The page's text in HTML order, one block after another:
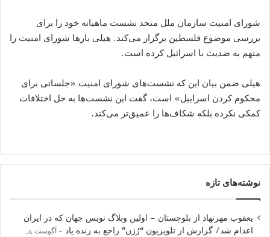
شورای امنیت سازمان ملل متحد نشست ماهیانه خود را برای
بررسی موضوع فلسطین برگزار می‌کند. هیلی بارها شورای امنیت را
متهم به ضدیت با اسرائیل کرده است.
هیلی ضمن بیان این که نشست‌های شورای امنیت «جلساتی برای
محکوم کردن اسراییل» است، گفت این نشست‌ها به حل اختلافات
کمکی نکرده بلکه شکاف‌ها را عمیق‌تر می‌کند. ‌
نوشته‌های تازه
یعقوب مهرنهاد از بلوچستان – اولین وبلاگ نویس جهان که در ایران
اعدام شد/ گزارش از تلویزیون “رُژن” راجع به زنده یاد
آگوست 4,